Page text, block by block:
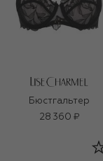
Бюстгальтер
28 360 ₽